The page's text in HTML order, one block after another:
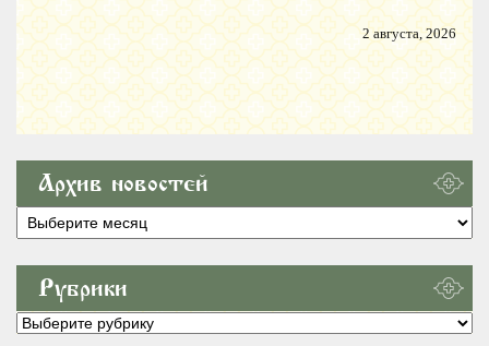
2 августа, 2026
Архив новостей
Архив
новостей
Рубрики
Рубрики